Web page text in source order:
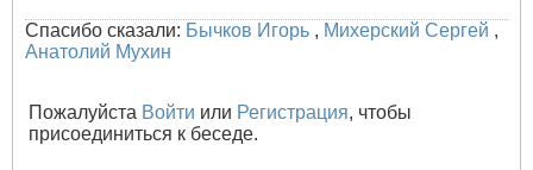
Спасибо сказали: Бычков Игорь , Михерский Сергей ,
Анатолий Мухин
Пожалуйста Войти или Регистрация, чтобы
присоединиться к беседе.